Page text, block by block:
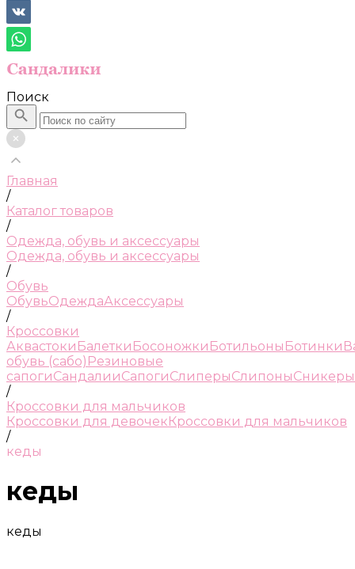
Поиск
Главная
/
Каталог товаров
/
Одежда, обувь и аксессуары
Одежда, обувь и аксессуары
/
Обувь
ОбувьОдеждаАксессуары
/
Кроссовки
Аквастоки Балетки Босоножки Ботильоны Ботинки
обувь (сабо) Резиновые
сапогиСандалииСапогиСлиперыСлипоныСникеры
/
Кроссовки для мальчиков
Кроссовки для девочекКроссовки для мальчиков
/
кеды
кеды
кеды